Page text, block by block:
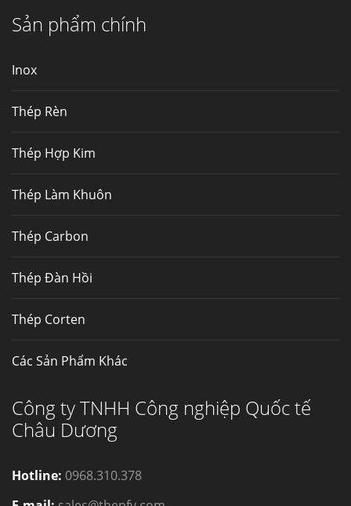
Hợp kim N06625 là hợp kim chịu
Sản phẩm chính
Inox
Thép Rèn
Thép Hợp Kim
Thép Làm Khuôn
Thép Carbon
Thép Đàn Hồi
Thép Corten
Các Sản Phẩm Khác
Công ty TNHH Công nghiệp Quốc tế
Châu Dương
Hotline: 0968.310.378